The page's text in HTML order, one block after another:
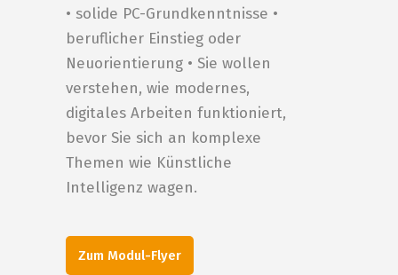
• solide PC-Grundkenntnisse •
beruflicher Einstieg oder
Neuorientierung • Sie wollen
verstehen, wie modernes,
digitales Arbeiten funktioniert,
bevor Sie sich an komplexe
Themen wie Künstliche
Intelligenz wagen.
Zum Modul-Flyer